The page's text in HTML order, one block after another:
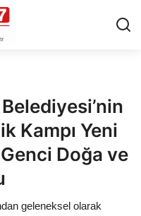
Kampı Yeni
Doğa ve
geleneksel olarak